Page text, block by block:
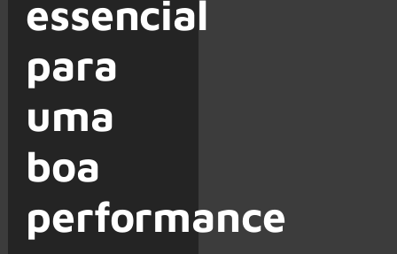
essencial
para
uma
boa
performance